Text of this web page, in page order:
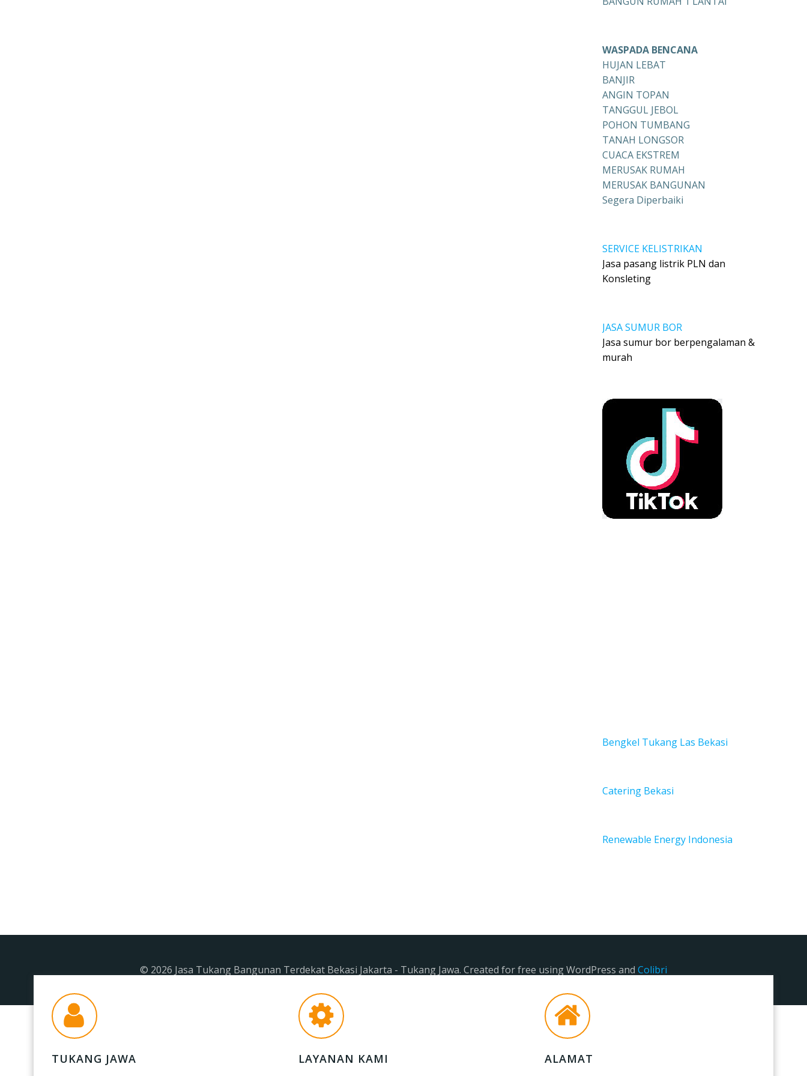
WASPADA BENCANA
HUJAN LEBAT
BANJIR
ANGIN TOPAN
TANGGUL JEBOL
POHON TUMBANG
TANAH LONGSOR
CUACA EKSTREM
MERUSAK RUMAH
MERUSAK BANGUNAN
Segera Diperbaiki
SERVICE KELISTRIKAN
Jasa pasang listrik PLN dan
Konsleting
JASA SUMUR BOR
Jasa sumur bor berpengalaman &
murah
Bengkel Tukang Las Bekasi
Catering Bekasi
Renewable Energy Indonesia
© 2026 Jasa Tukang Bangunan Terdekat Bekasi Jakarta - Tukang Jawa. Created for free using WordPress and Colibri
TUKANG JAWA LAYANAN KAMI ALAMAT